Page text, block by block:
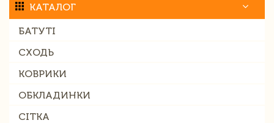
КАТАЛОГ
БАТУТІ
СХОДЬ
КОВРИКИ
ОБКЛАДИНКИ
СІТКА